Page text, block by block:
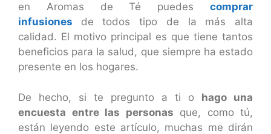
en Aromas de Té puedes comprar
infusiones
de todos tipo de la más alta
calidad. El motivo principal es que tiene tantos
beneficios para la salud, que siempre ha estado
presente en los hogares.
De hecho, si te pregunto a ti o hago una
encuesta entre las personas que, como tú,
están leyendo este artículo, muchas me dirán